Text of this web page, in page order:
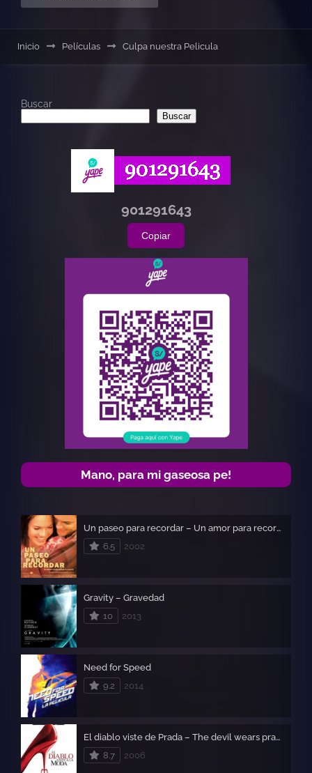
Inicio Películas Culpa nuestra Pelicula
Buscar
Buscar
901291643
Copiar
Mano, para mi gaseosa pe!
Un paseo para recordar – Un amor para recorda
6.5
2002
Gravity – Gravedad
10
2013
Need for Speed
9.2
2014
El diablo viste de Prada – The devil wears prada
8.7
2006